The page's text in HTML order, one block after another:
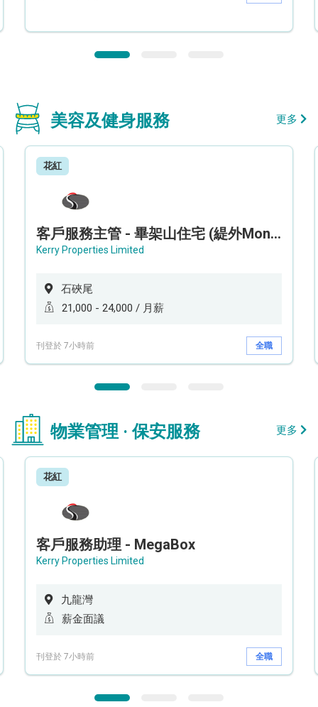
美容及健身服務 更多
花紅
客戶服務主管 - 畢架山住宅 (緹外Mont Verra)
Kerry Properties Limited
石硤尾
21,000 - 24,000 / 月薪
刊登於 7小時前 全職
物業管理 · 保安服務 更多
花紅
客戶服務助理 - MegaBox
Kerry Properties Limited
九龍灣
薪金面議
刊登於 7小時前 全職